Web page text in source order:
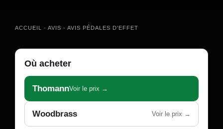
ACCUEIL - AVIS - AVIS PÉDALES D'EFFET
Où acheter
ThomannVoir le prix →
Woodbrass Voir le prix →